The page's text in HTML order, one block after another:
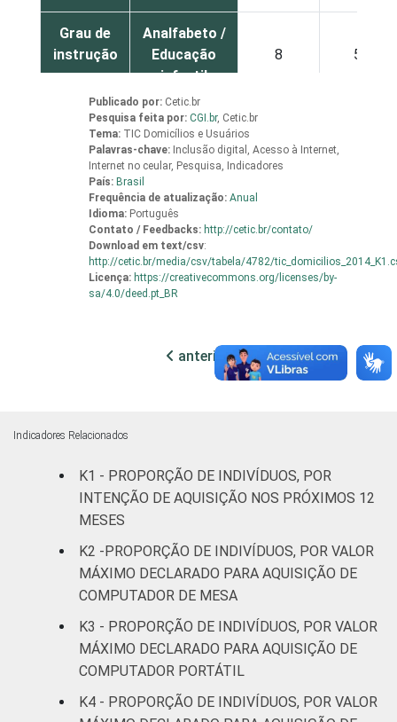
Grau de
instrução
Analfabeto /
Educação
infantil
8 5
Fundamental
Médio 23
Superior
Faixa
etária
De 16 a 24
anos
29 21
De 35 a 44
anos
60 anos ou
Renda
familiar
Até 1 SM 16 12
Mais de 1
SM até 2 SM
19 16
Mais de 2
SM até 3 SM
21 18
Publicado por: Cetic.br
Pesquisa feita por: CGI.br, Cetic.br
Tema: TIC Domicílios e Usuários
Palavras-chave: Inclusão digital, Acesso à Internet,
Internet no ceular, Pesquisa, Indicadores
País: Brasil
Frequência de atualização: Anual
Idioma: Português
Contato / Feedbacks: http://cetic.br/contato/
Download em text/csv:
http://cetic.br/media/csv/tabela/4782/
Licença: https://creativecommons.org/licenses/by-
sa/4.0/deed.pt_BR
anterior próxima
Indicadores Relacionados
K1 - PROPORÇÃO DE INDIVÍDUOS, POR
INTENÇÃO DE AQUISIÇÃO NOS PRÓXIMOS 12
MESES
K2 -PROPORÇÃO DE INDIVÍDUOS, POR VALOR
MÁXIMO DECLARADO PARA AQUISIÇÃO DE
COMPUTADOR DE MESA
K3 - PROPORÇÃO DE INDIVÍDUOS, POR VALOR
MÁXIMO DECLARADO PARA AQUISIÇÃO DE
COMPUTADOR PORTÁTIL
K4 - PROPORÇÃO DE INDIVÍDUOS, POR VALOR